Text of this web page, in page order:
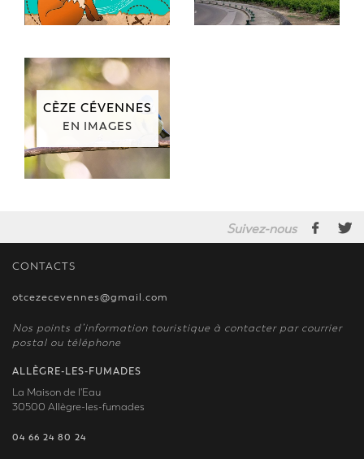
CÈZE CÉVENNES
EN IMAGES
Suivez-nous
CONTACTS
otcezecevennes@gmail.com
Nos points d’information touristique à contacter par courrier
postal ou téléphone
ALLÈGRE-LES-FUMADES
La Maison de l'Eau
30500 Allègre-les-fumades
04 66 24 80 24